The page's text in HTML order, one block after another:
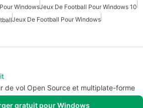
WindowsJeux De Football Pour Windows 10
Jeux De Football Pour Windows
de vol Open Source et multiplate-forme
gratuit pour Windows